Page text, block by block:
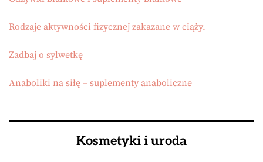
Rodzaje aktywności fizycznej zakazane w ciąży.
Zadbaj o sylwetkę
Anaboliki na siłę – suplementy anaboliczne
Kosmetyki i uroda